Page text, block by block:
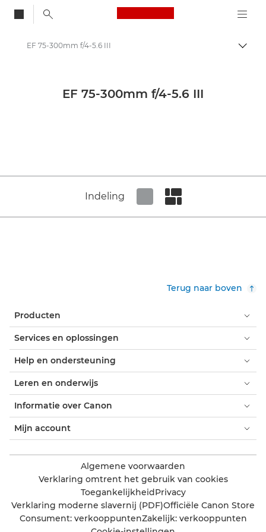
Canon Logo, back
Canon camera-lenzen
EF 75-300mm f/4-5.6 III
EF 75-300mm f/4-5.6 III
Indeling
Terug naar boven
Producten
Services en oplossingen
Help en ondersteuning
Leren en onderwijs
Informatie over Canon
Mijn account
Algemene voorwaarden
Verklaring omtrent het gebruik van cookies
ToegankelijkheidPrivacy
Verklaring moderne slavernij (PDF)Officiële Canon Store
Consument: verkooppuntenZakelijk: verkooppunten